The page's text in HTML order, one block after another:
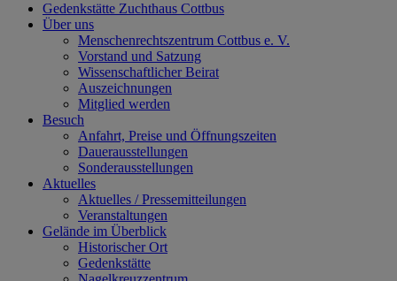
Gedenkstätte Zuchthaus Cottbus
Über uns
Menschenrechtszentrum Cottbus e. V.
Vorstand und Satzung
Wissenschaftlicher Beirat
Auszeichnungen
Mitglied werden
Besuch
Anfahrt, Preise und Öffnungszeiten
Dauerausstellungen
Sonderausstellungen
Aktuelles
Aktuelles / Pressemitteilungen
Veranstaltungen
Gelände im Überblick
Historischer Ort
Gedenkstätte